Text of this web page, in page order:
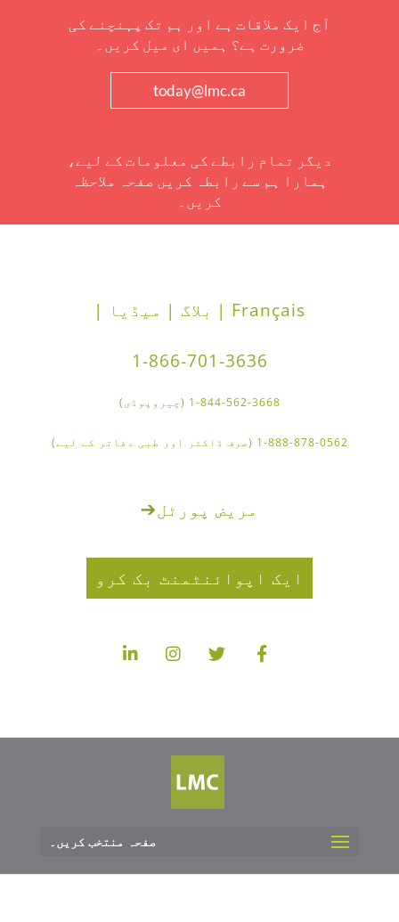
آج ایک ملاقات ہے اور ہم تک پہنچنے کی
ضرورت ہے؟ ہمیں ای میل کریں۔
today@lmc.ca
دیگر تمام رابطے کی معلومات کے لیے،
ہمارا ہم سے رابطہ کریں صفحہ ملاحظہ
کریں۔
Français | بلاگ | میڈیا |
1-866-701-3636
1-844-562-3668 (چیروپوڈی)
1-888-878-0562 (صرف ڈاکٹر اور طبی دفاتر کے لیے)
مریض پورٹل➔
ایک اپوائنٹمنٹ بک کرو
صفحہ منتخب کریں۔